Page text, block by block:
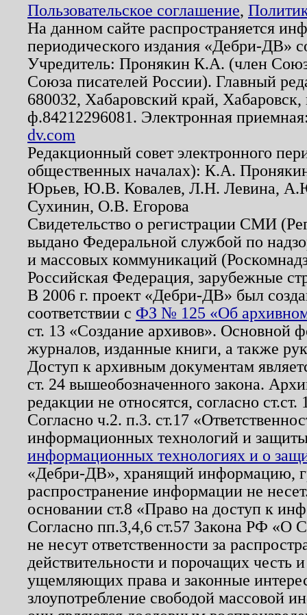
Пользовательское соглашение,
На данном сайте распространяется
периодического издания «Дебри-ДВ»
Учредитель: Пронякин К.А. (член
Союза писателей России). Главный
680032, Хабаровский край,
ф.84212296081. Электронная
dv.com
Редакционный совет электронного
общественных началах): К.А.
Юрьев, Ю.В. Ковалев, Л.Н. Левина,
Сухинин, О.В. Егорова
Свидетельство о регистрации СМИ
выдано Федеральной службой по
и массовых коммуникаций
Российская Федерация, зарубежные
В 2006 г. проект «Дебри-ДВ» был
соответствии с ФЗ № 125 «Об
ст. 13 «Создание архивов». Основной
журналов, изданные книги, а также
Доступ к архивным документам
ст. 24 вышеобозначенного закона.
редакции не относятся, согласно
Согласно ч.2. п.3. ст.17
информационных технологий и
информационных технологиях и о
«Дебри-ДВ», хранящий информацию,
распространение информации не
основании ст.8 «Право на доступ к
Согласно пп.3,4,6 ст.57 Закона РФ «О
не несут ответственности за
действительности и порочащих честь
ущемляющих права и законные
злоупотребление свободой массовой